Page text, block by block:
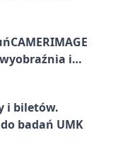
i
i biletów.
badań UMK